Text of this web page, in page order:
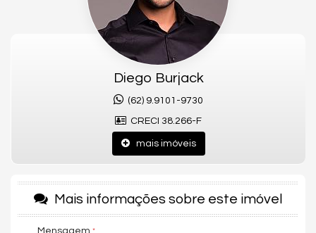
Lazer completo, e com a primeira piscina laguna de Goiâniax a
inédita sensação de ter um atol particular na sua casa.
não perca tempo e agenda agora mesmo a sua visita
Características do Imóvel
Aquecimento de Água
Churrasqueira
Andar Alto
Fechadura Eletrônica
Área de Serviço
Living
Diego Burjack
(62) 9.9101-9730
CRECI 38.266-F
mais imóveis
Mais informações sobre este imóvel
Mensagem